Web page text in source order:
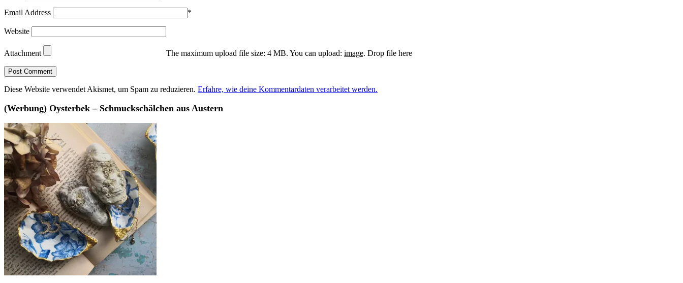
Email Address *
Website
Attachment The maximum upload file size: 4 MB. You can upload: image. Drop file here
Diese Website verwendet Akismet, um Spam zu reduzieren. Erfahre, wie deine Kommentardaten verarbeitet werden.
(Werbung) Oysterbek – Schmuckschälchen aus Austern